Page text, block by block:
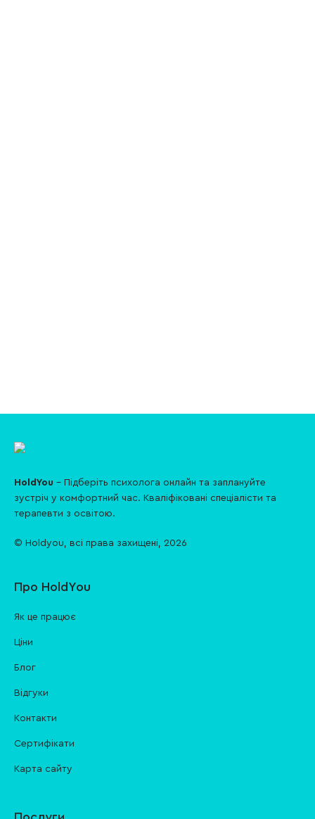
HoldYou - Підберіть психолога онлайн та заплануйте
зуcтріч у комфортний час. Кваліфіковані спеціалісти та
терапевти з освітою.
© Holdyou, всі права захищені, 2026
Про HoldYou
Як це працює
Ціни
Блог
Відгуки
Контакти
Cертифікати
Карта сайту